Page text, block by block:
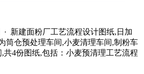
· 新建面粉厂工艺流程设计图纸,日加
筒仓预处理车间,小麦清理车间,制粉车
共4份图纸,包括：小麦预清理工艺流程